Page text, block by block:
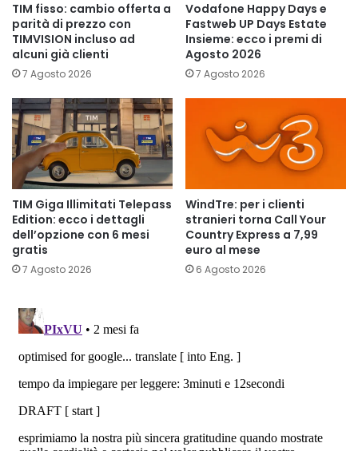
TIM fisso: cambio offerta a
parità di prezzo con
TIMVISION incluso ad
alcuni già clienti
7 Agosto 2026
Vodafone Happy Days e
Fastweb UP Days Estate
Insieme: ecco i premi di
Agosto 2026
7 Agosto 2026
TIM Giga Illimitati Telepass
Edition: ecco i dettagli
dell’opzione con 6 mesi
gratis
7 Agosto 2026
WindTre: per i clienti
stranieri torna Call Your
Country Express a 7,99
euro al mese
6 Agosto 2026